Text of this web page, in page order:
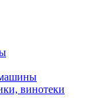
винотеки